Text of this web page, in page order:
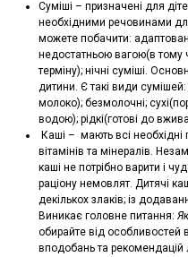
Суміші – призначені для
необхідними речовинами
можете побачити:
недостатньою вагою(в тому
терміну); нічні суміші.
дитини. Є такі види
молоко); безмолочні;
водою); рідкі(готові до
Каші – мають всі
вітамінів та мінералів.
каші не потрібно варити і
раціону немовлят. Дитячі
декількох злаків; із
Виникає головне питання:
обирайте від особливостей
вподобань та рекомендацій